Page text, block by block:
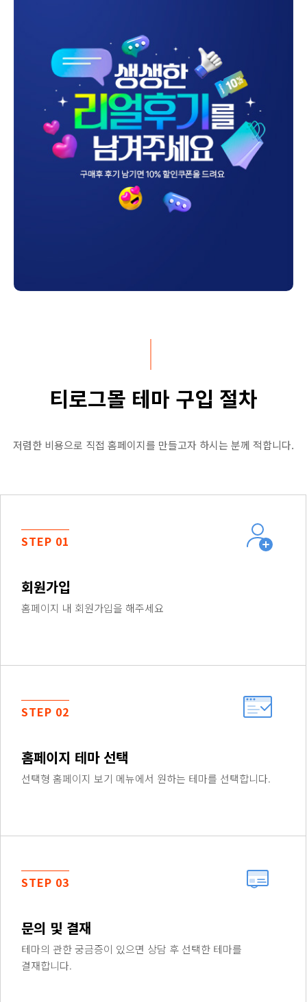
티로그몰 테마 구입 절차
저렴한 비용으로 직접 홈페이지를 만들고자 하시는 분께 적합니다.
STEP 01
회원가입
홈페이지 내 회원가입을 해주세요
STEP 02
홈페이지 테마 선택
선택형 홈페이지 보기 메뉴에서 원하는 테마를 선택합니다.
STEP 03
문의 및 결재
테마의 관한 궁금증이 있으면 상담 후 선택한 테마를
결재합니다.